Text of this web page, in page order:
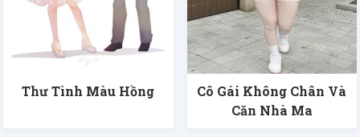
Thư Tình Màu Hồng
Cô Gái Không Chân Và
Căn Nhà Ma